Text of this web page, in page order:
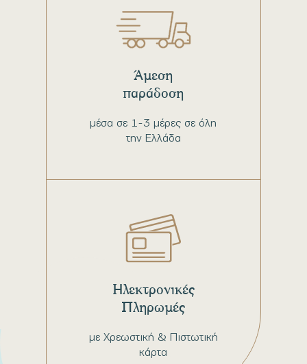
μέσα σε 1-3 μέρες σε όλη
την Ελλάδα
Άμεση
παράδοση
με Χρεωστική & Πιστωτική
κάρτα
Ηλεκτρονικές
Πληρωμές